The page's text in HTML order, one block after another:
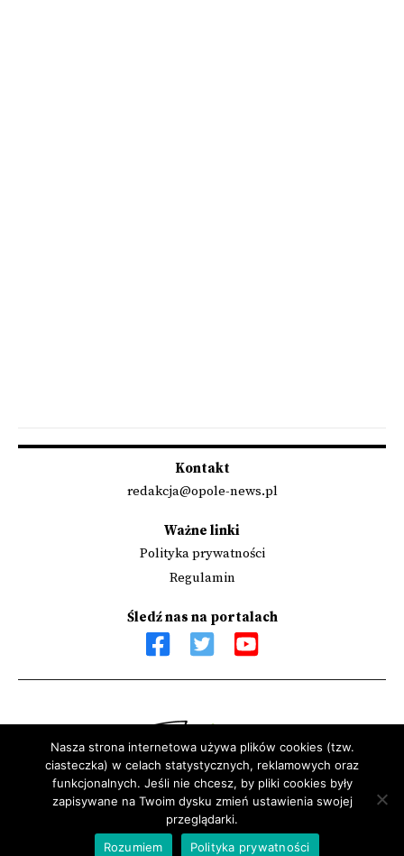
Kontakt
redakcja@opole-news.pl
Ważne linki
Polityka prywatności
Regulamin
Śledź nas na portalach
Sfinansowano przez Narodowy Instytut Wolności - Centrum
Rozwoju Społeczeństwa Obywatelskiego ze środków Programu
Rozwoju Organizacji Obywatelskich na lata 2018 – 2030
Nasza strona internetowa używa plików cookies (tzw.
ciasteczka) w celach statystycznych, reklamowych oraz
funkcjonalnych. Jeśli nie chcesz, by pliki cookies były
zapisywane na Twoim dysku zmień ustawienia swojej
przeglądarki.
Rozumiem
Polityka prywatności